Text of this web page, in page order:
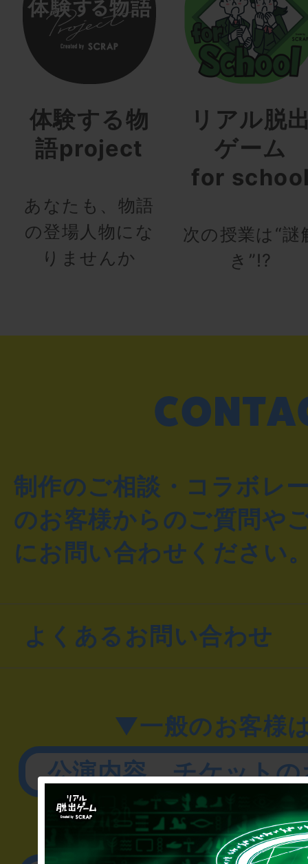
体験する物
語project
あなたも、物語
の登場人物にな
りませんか
リアル脱
ゲーム
for
次の授業は“謎
き”!?
制作のご相談・コラボレ
のお客様からのご質問や
にお問い合わせください
よくあるお問い合わせ
▼一般のお客様
公演内容、チケット
▼企業／法人の方